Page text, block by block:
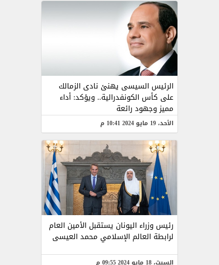
الرئيس السيسى يهنئ نادى الزمالك
على كأس الكونفدرالية.. ويؤكد: أداء
مميز وجهود رائعة
الأحد، 19 مايو 2024 10:41 م
رئيس وزراء اليونان يستقبل الأمين العام
لرابطة العالم الإسلامي محمد العيسى
السبت، 18 مايو 2024 09:55 م